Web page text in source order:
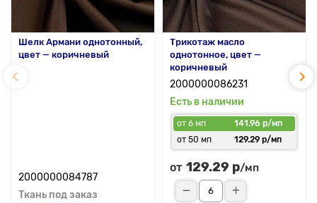
Шелк Армани однотонный,
цвет — коричневый
2000000084787
Ткань под заказ
Трикотаж масло
однотонное, цвет —
коричневый
2000000086231
Есть в наличии
от 6 мп
141.96 р/мп
от 50 мп
129.29 р/мп
от 129.29 р/мп